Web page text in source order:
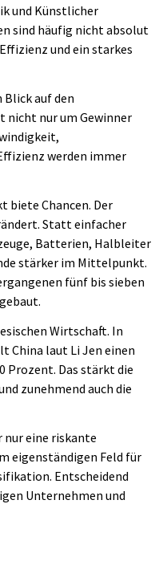
und Künstlicher
sind häufig nicht absolut
und ein starkes
Blick auf den
nicht nur um Gewinner
werden immer
biete Chancen. Der
Statt einfacher
Batterien, Halbleiter
stärker im Mittelpunkt.
fünf bis sieben
Wirtschaft. In
China laut Li Jen einen
Prozent. Das stärkt die
zunehmend auch die
eine riskante
eigenständigen Feld für
Entscheidend
Unternehmen und